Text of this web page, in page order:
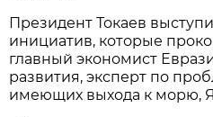
Президент Токаев
инициатив, которые
главный экономист
развития, эксперт по
имеющих выхода к морю,